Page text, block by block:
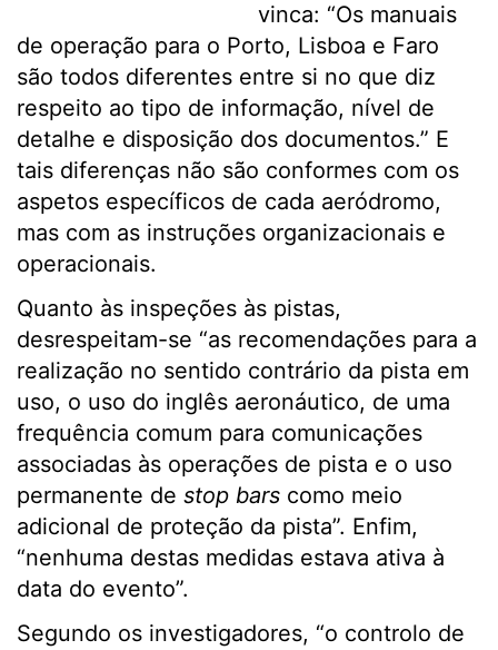
vinca: “Os manuais
de operação para o Porto, Lisboa e Faro
são todos diferentes entre si no que diz
respeito ao tipo de informação, nível de
detalhe e disposição dos documentos.” E
tais diferenças não são conformes com os
aspetos específicos de cada aeródromo,
mas com as instruções organizacionais e
operacionais.
Quanto às inspeções às pistas,
desrespeitam-se “as recomendações para a
realização no sentido contrário da pista em
uso, o uso do inglês aeronáutico, de uma
frequência comum para comunicações
associadas às operações de pista e o uso
permanente de stop bars como meio
adicional de proteção da pista”. Enfim,
“nenhuma destas medidas estava ativa à
data do evento”.
Segundo os investigadores, “o controlo de